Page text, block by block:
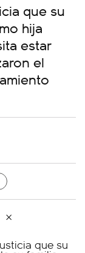
que su
hija
estar
el